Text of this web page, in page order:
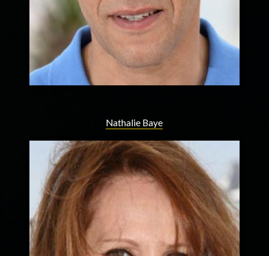
Nathalie Baye